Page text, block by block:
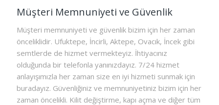
Müşteri Memnuniyeti ve Güvenlik
Müşteri memnuniyeti ve güvenlik bizim için her zaman
önceliklidir. Ufuktepe, İncirli, Aktepe, Ovacık, İncek gibi
semtlerde de hizmet vermekteyiz. İhtiyacınız
olduğunda bir telefonla yanınızdayız. 7/24 hizmet
anlayışımızla her zaman size en iyi hizmeti sunmak için
buradayız. Güvenliğiniz ve memnuniyetiniz bizim için her
zaman öncelikli. Kilit değiştirme, kapı açma ve diğer tüm